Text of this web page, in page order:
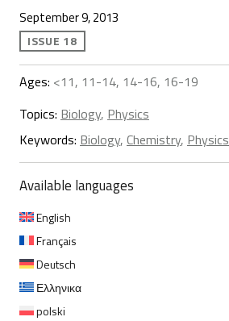
September 9, 2013
ISSUE 18
Ages: <11, 11-14, 14-16, 16-19
Topics: Biology, Physics
Keywords: Biology, Chemistry, Physics
Available languages
English
Français
Deutsch
Ελληνικα
polski